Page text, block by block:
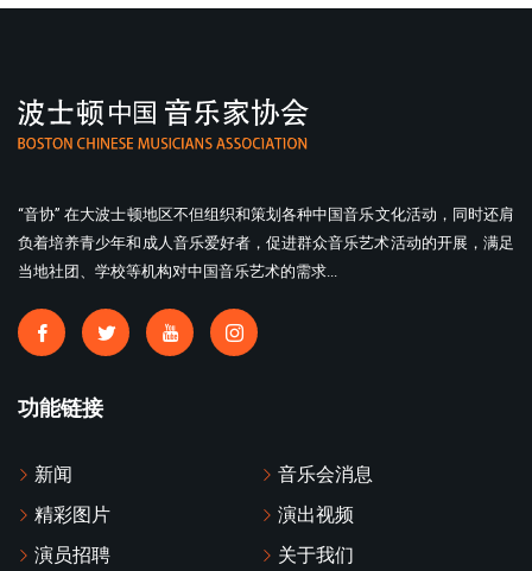
“音协” 在大波士顿地区不但组织和策划各种中国音乐文化活动，同时还肩
负着培养青少年和成人音乐爱好者，促进群众音乐艺术活动的开展，满足
当地社团、学校等机构对中国音乐艺术的需求...
功能链接
新闻
音乐会消息
精彩图片
演出视频
演员招聘
关于我们